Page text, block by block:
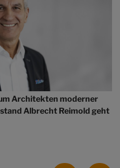
Architekten moderner
Albrecht Reimold geht